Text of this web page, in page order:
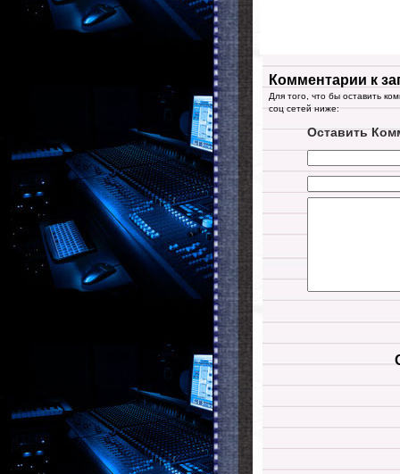
Комментарии к
Для того, что бы оставить
соц сетей ниже:
Оставить